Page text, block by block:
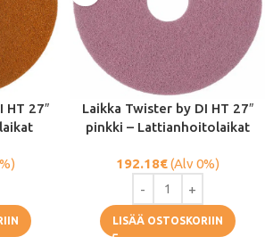
HT 27″
Laikka Twister by DI HT 27″
pinkki – Lattianhoitolaikat
192.18€(Alv 0%)
LISÄÄ OSTOSKORIIN